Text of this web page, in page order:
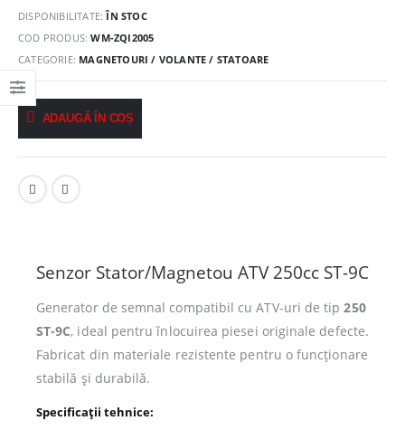
DISPONIBILITATE:ÎN STOC
COD PRODUS:WM-ZQI2005
CATEGORIE: MAGNETOURI / VOLANTE / STATOARE
ADAUGĂ ÎN COȘ
Senzor Stator/Magnetou ATV 250cc ST-9C
Generator de semnal compatibil cu ATV-uri de tip250
ST-9C, ideal pentru înlocuirea piesei originale defecte.
Fabricat din materiale rezistente pentru o funcționare
stabilă și durabilă.
Specificații tehnice: